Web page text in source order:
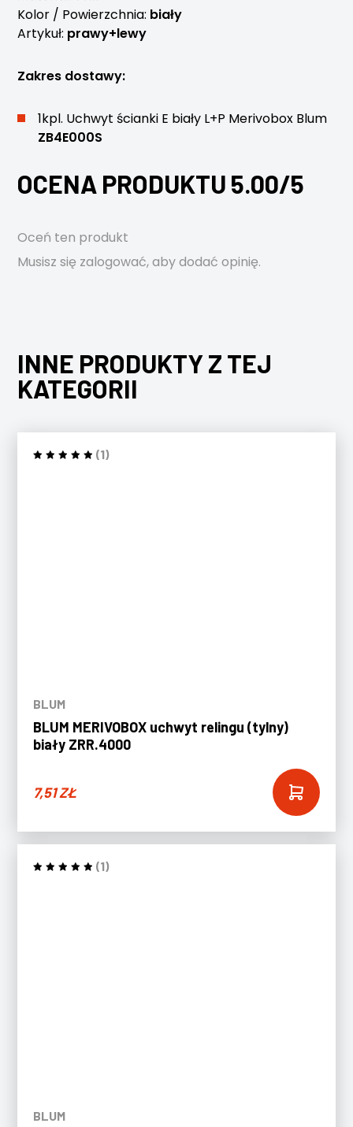
Kolor / Powierzchnia: biały
Artykuł: prawy+lewy
Zakres dostawy:
1kpl. Uchwyt ścianki E biały L+P Merivobox Blum
ZB4E000S
OCENA PRODUKTU 5.00/5
Oceń ten produkt
Musisz się zalogować, aby dodać opinię.
INNE PRODUKTY Z TEJ
KATEGORII
(1)
BLUM
BLUM MERIVOBOX uchwyt relingu (tylny)
biały ZRR.4000
7,51ZŁ
(1)
BLUM